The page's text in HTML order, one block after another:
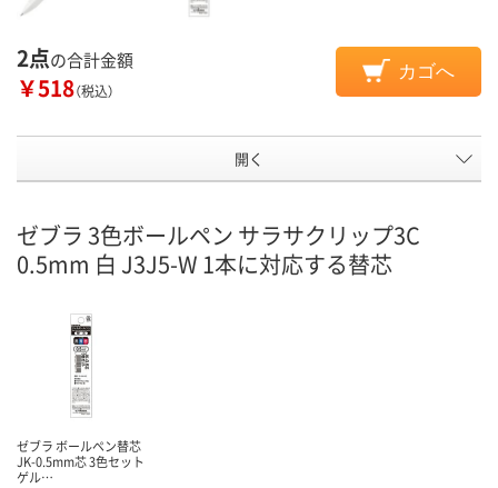
2点の合計金額
￥518（税込）
カゴへ
開く
ゼブラ 3色ボールペン サラサクリップ3C
0.5mm 白 J3J5-W 1本に対応する替芯
ゼブラ ボールペン替芯
JK-0.5mm芯 3色セット
ゲル…